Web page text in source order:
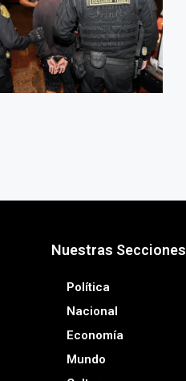
Nuestras Secciones
Política
Nacional
Economía
Mundo